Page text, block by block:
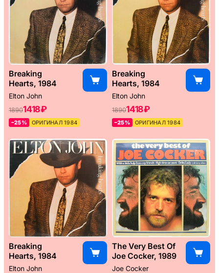
Breaking
Hearts, 1984
Elton John
18901418 ₽
–25% ОРИГИНАЛ 1984
Breaking
Hearts, 1984
Elton John
18901418 ₽
–25% ОРИГИНАЛ 1984
Breaking
Hearts, 1984
Elton John
The Very Best Of
Joe Cocker, 1989
Joe Cocker